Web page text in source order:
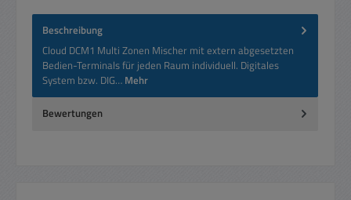
Beschreibung
Cloud DCM1 Multi Zonen Mischer mit extern abgesetzten
Bedien-Terminals für jeden Raum individuell. Digitales
System bzw. DIG… Mehr
Bewertungen